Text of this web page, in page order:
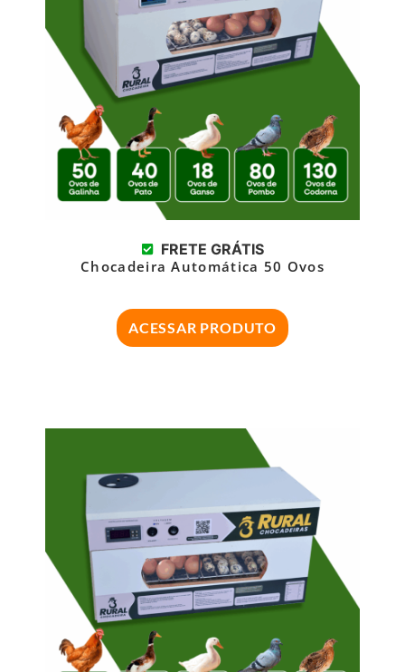
FRETE GRÁTIS
Chocadeira Automática 50 Ovos
ACESSAR PRODUTO